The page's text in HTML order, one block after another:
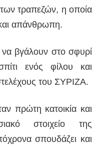
τραπεζών, η οποία
και απάνθρωπη.
βγάλουν στο σφυρί
ενός φίλου και
του ΣΥΡΙΖΑ.
πρώτη κατοικία και
στοιχείο της
σπουδάζει και